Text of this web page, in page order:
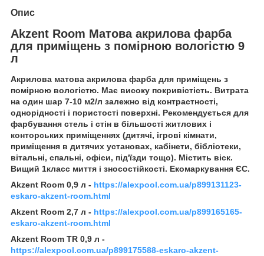
Опис
Akzent Room Матова акрилова фарба
для приміщень з помірною вологістю 9
л
Акрилова матова акрилова фарба для приміщень з
помірною вологістю. Має високу покривістість. Витрата
на один шар 7-10 м2/л залежно від контрастності,
однорідності і пористості поверхні. Рекомендується для
фарбування стель і стін в більшості житлових і
конторських приміщеннях (дитячі, ігрові кімнати,
приміщення в дитячих установах, кабінети, бібліотеки,
вітальні, спальні, офіси, під'їзди тощо). Містить віск.
Вищий 1класс миття і зносостійкості. Екомаркування ЄС.
Akzent Room 0,9 л - https://alexpool.com.ua/p899131123-
eskaro-akzent-room.html
Akzent Room 2,7 л - https://alexpool.com.ua/p899165165-
eskaro-akzent-room.html
Akzent Room TR 0,9 л -
https://alexpool.com.ua/p899175588-eskaro-akzent-